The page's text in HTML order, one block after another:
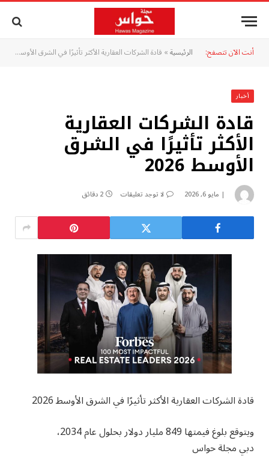
أنت الآن تتصفح: الرئيسية» قادة الشركات العقارية الأكثر تأثيرًا في الشرق الأوسط 2026
أخبار
قادة الشركات العقارية
الأكثر تأثيرًا في الشرق
الأوسط 2026
مايو 6, 2026 لا توجد تعليقات 2 دقائق
قادة الشركات العقارية الأكثر تأثيرًا في الشرق الأوسط 2026
دبي مجلة حواس